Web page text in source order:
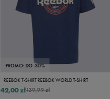
PROMO: DO -30%
REEBOK T-SHIRT REEBOK WORLD T-SHIRT
139,99 zł
42,00 zł